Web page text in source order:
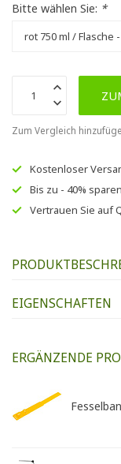
Bitte wählen Sie: *
Zum Vergleich
Kostenloser
Bis zu - 40% sparen
Vertrauen Sie auf
EIGENSCHAFTEN
ERGÄNZENDE